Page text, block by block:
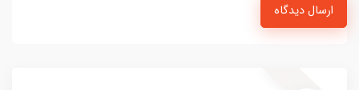
ارسال دیدگاه